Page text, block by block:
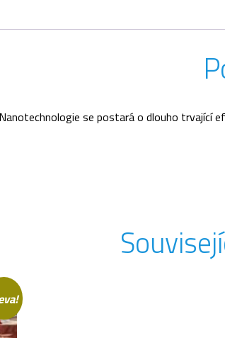
se postará o dlouho trvající